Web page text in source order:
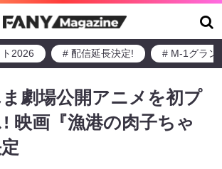
2026 # 配信延長決定! # M-1グラン
劇場公開アニメを初プ
映画『漁港の肉子ちゃ